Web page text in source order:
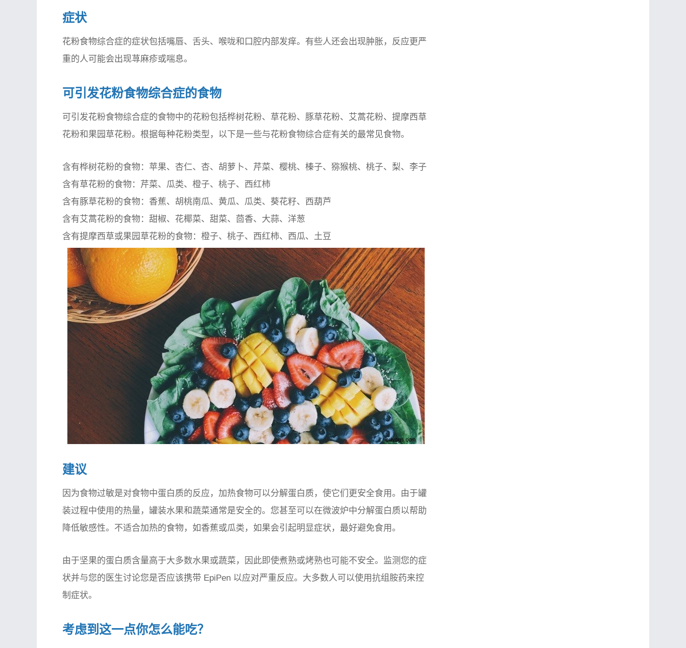
症状
花粉食物综合症的症状包括嘴唇、舌头、喉咙和口腔内部发痒。有些人还会出现肿胀，反应更严
重的人可能会出现荨麻疹或喘息。
可引发花粉食物综合症的食物
可引发花粉食物综合症的食物中的花粉包括桦树花粉、草花粉、豚草花粉、艾蒿花粉、提摩西草
花粉和果园草花粉。根据每种花粉类型，以下是一些与花粉食物综合症有关的最常见食物。
含有桦树花粉的食物：苹果、杏仁、杏、胡萝卜、芹菜、樱桃、榛子、猕猴桃、桃子、梨、李子
含有草花粉的食物：芹菜、瓜类、橙子、桃子、西红柿
含有豚草花粉的食物：香蕉、胡桃南瓜、黄瓜、瓜类、葵花籽、西葫芦
含有艾蒿花粉的食物：甜椒、花椰菜、甜菜、茴香、大蒜、洋葱
含有提摩西草或果园草花粉的食物：橙子、桃子、西红柿、西瓜、土豆
建议
因为食物过敏是对食物中蛋白质的反应，加热食物可以分解蛋白质，使它们更安全食用。由于罐
装过程中使用的热量，罐装水果和蔬菜通常是安全的。您甚至可以在微波炉中分解蛋白质以帮助
降低敏感性。不适合加热的食物，如香蕉或瓜类，如果会引起明显症状，最好避免食用。
由于坚果的蛋白质含量高于大多数水果或蔬菜，因此即使煮熟或烤熟也可能不安全。监测您的症
状并与您的医生讨论您是否应该携带 EpiPen 以应对严重反应。大多数人可以使用抗组胺药来控
制症状。
考虑到这一点你怎么能吃？